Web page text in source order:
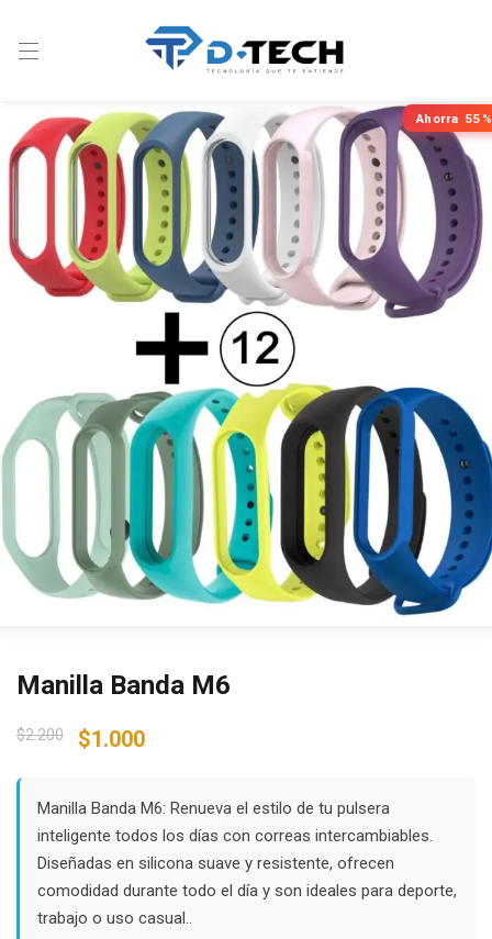
Ahorra 55%
Manilla Banda M6
$2.200
Original
$2.200.
$1.000Current
$1.000.
Manilla Banda M6: Renueva el estilo de tu pulsera
inteligente todos los días con correas intercambiables.
Diseñadas en silicona suave y resistente, ofrecen
comodidad durante todo el día y son ideales para deporte,
trabajo o uso casual..